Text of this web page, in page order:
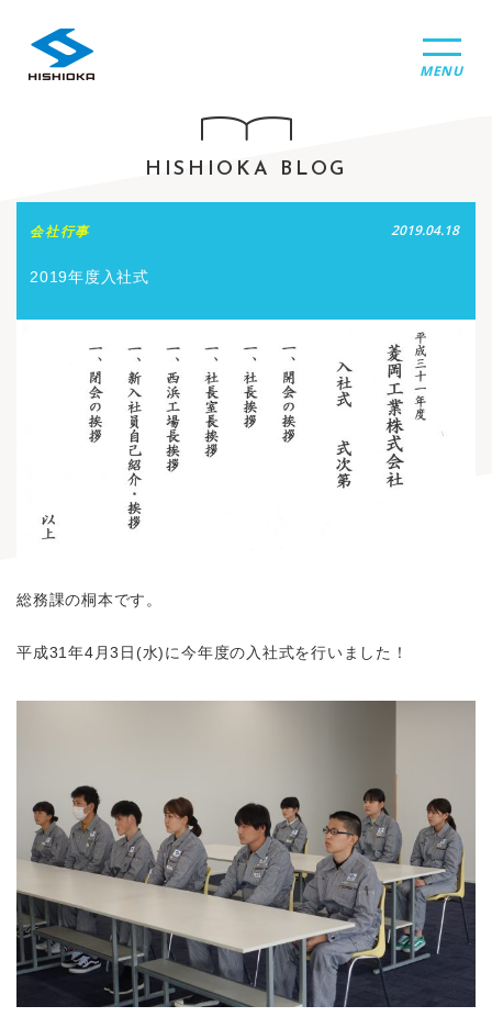
MENU
HISHIOKA BLOG
会社行事 2019.04.18
2019年度入社式
総務課の桐本です。
平成31年4月3日(水)に今年度の入社式を行いました！